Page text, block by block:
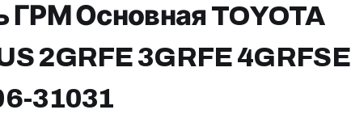
ГРМ Основная TOYOTA
2GRFE 3GRFE 4GRFSE
31031